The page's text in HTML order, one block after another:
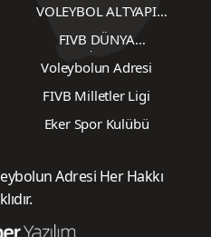
VOLEYBOL ALTYAPI
KARŞILAŞMALARI
FIVB DÜNYA
ŞAMPİYONASI
Voleybolun Adresi
FIVB Milletler Ligi
Eker Spor Kulübü
Adresi Her Hakkı